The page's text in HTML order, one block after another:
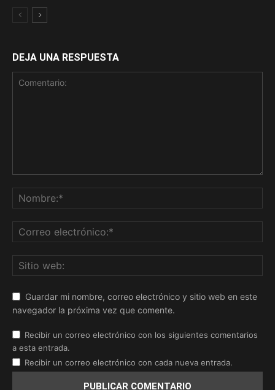
DEJA UNA RESPUESTA
Guardar mi nombre, correo electrónico y sitio web en este
navegador la próxima vez que comente.
Recibir un correo electrónico con los siguientes comentarios
a esta entrada.
Recibir un correo electrónico con cada nueva entrada.